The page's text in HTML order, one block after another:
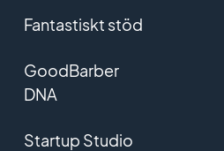
Fantastiskt stöd
GoodBarber
DNA
Startup Studio